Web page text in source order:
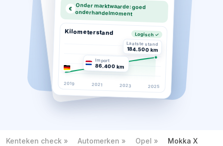
€ Onder marktwaarde: goed
onderhandelmoment
Kilometerstand Logisch ✓
Laatste stand
184.500 km
Import
86.400 km
2019 2021 2023 2025
Kenteken check Automerken Opel Mokka X